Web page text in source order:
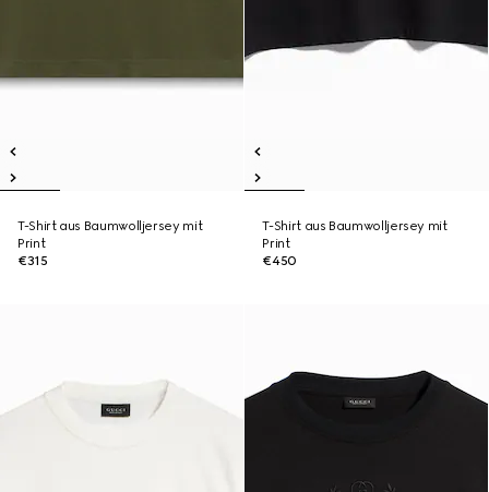
T-Shirt aus Baumwolljersey mit
Print
€315
T-Shirt aus Baumwolljersey mit
Print
€450